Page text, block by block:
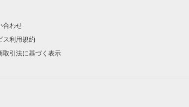
合わせ
ス利用規約
取引法に基づく表示